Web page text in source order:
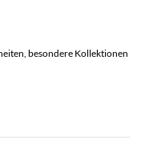
besondere Kollektionen